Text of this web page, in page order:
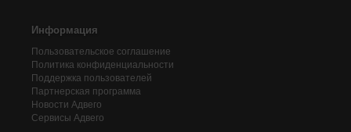
Информация
Пользовательское соглашение
Политика конфиденциальности
Поддержка пользователей
Партнерская программа
Новости Адвего
Сервисы Адвего